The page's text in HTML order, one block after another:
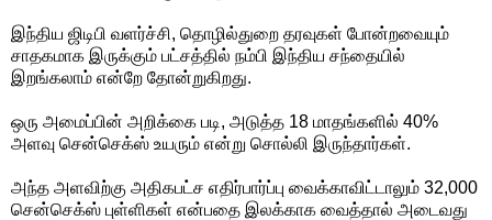
இந்திய ஜிடிபி வளர்ச்சி, தொழில்துறை தரவுகள் போன்றவையும்
சாதகமாக இருக்கும் பட்சத்தில் நம்பி இந்திய சந்தையில்
இறங்கலாம் என்றே தோன்றுகிறது.
ஒரு அமைப்பின் அறிக்கை படி, அடுத்த 18 மாதங்களில் 40%
அளவு சென்செக்ஸ் உயரும் என்று சொல்லி இருந்தார்கள்.
அந்த அளவிற்கு அதிகபட்ச எதிர்பார்ப்பு வைக்காவிட்டாலும் 32,000
சென்செக்ஸ் புள்ளிகள் என்பதை இலக்காக வைத்தால் அடைவது